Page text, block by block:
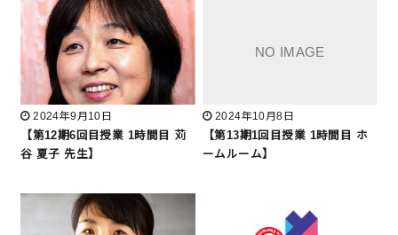
2024年9月10日
【第12期6回目授業 1時間目 苅
谷 夏子 先生】
2024年10月8日
【第13期1回目授業 1時間目 ホ
ームルーム】